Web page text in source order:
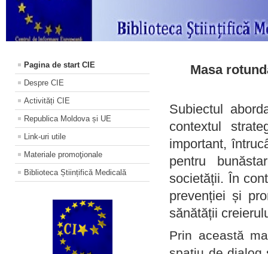
Pagina de start CIE
Despre CIE
Activități CIE
Republica Moldova și UE
Link-uri utile
Materiale promoţionale
Biblioteca Științifică Medicală
Masa
Subiectul
contextul
important,
pentru
societății. În
prevenției și
sănătății
Prin această